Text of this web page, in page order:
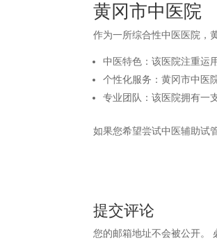
黄冈市中医院
作为一所综合性中医医院，
中医特色：该医院注重运
个性化服务：黄冈市中医
专业团队：该医院拥有一
如果您希望尝试中医辅助试
提交评论
您的邮箱地址不会被公开。